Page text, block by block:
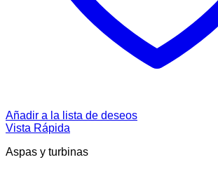
Añadir a la lista de deseos
Vista Rápida
Aspas y turbinas